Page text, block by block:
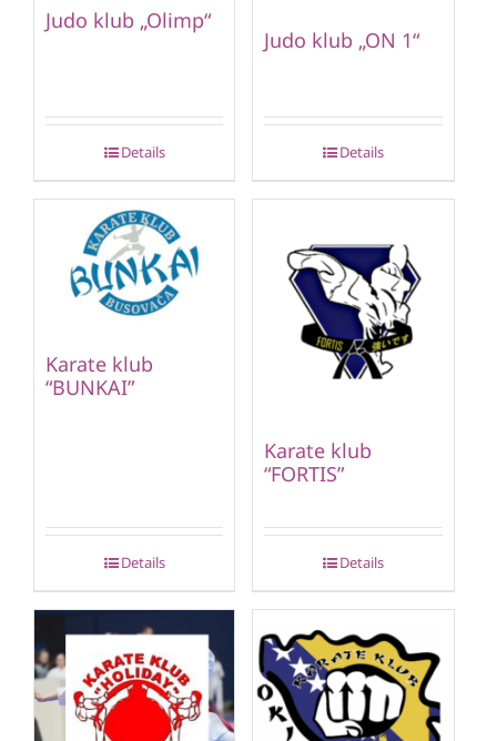
Judo klub „Olimp“
Details
Judo klub „ON 1“
Details
Karate klub
“BUNKAI”
Details
Karate klub
“FORTIS”
Details